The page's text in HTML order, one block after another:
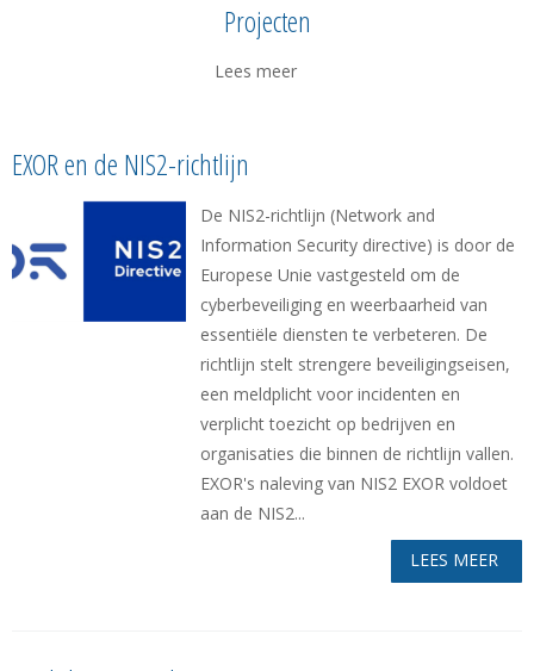
Projecten
Lees meer
EXOR en de NIS2-richtlijn
De NIS2-richtlijn (Network and
Information Security directive) is door de
Europese Unie vastgesteld om de
cyberbeveiliging en weerbaarheid van
essentiële diensten te verbeteren. De
richtlijn stelt strengere beveiligingseisen,
een meldplicht voor incidenten en
verplicht toezicht op bedrijven en
organisaties die binnen de richtlijn vallen.
EXOR's naleving van NIS2 EXOR voldoet
aan de NIS2...
LEES MEER